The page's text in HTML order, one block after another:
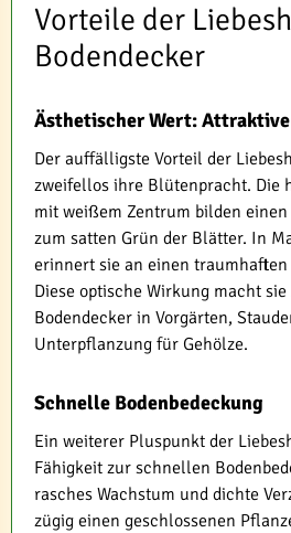
Vorteile der
Bodendecker
Ästhetischer Wert:
Der auffälligste Vorteil der
zweifellos ihre Blütenpracht. Die
mit weißem Zentrum bilden
zum satten Grün der Blätter. In
erinnert sie an einen
Diese optische Wirkung macht
Bodendecker in Vorgärten,
Unterpflanzung für Gehölze.
Schnelle Bodenbedeckung
Ein weiterer Pluspunkt der
Fähigkeit zur schnellen
rasches Wachstum und dichte
zügig einen geschlossenen